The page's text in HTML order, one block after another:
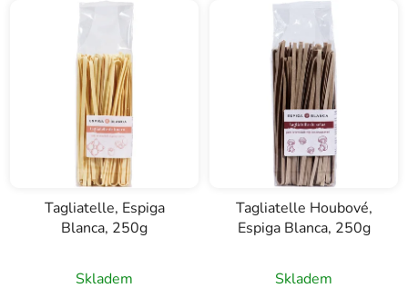
Tagliatelle, Espiga
Blanca, 250g
Skladem
Tagliatelle Houbové,
Espiga Blanca, 250g
Skladem